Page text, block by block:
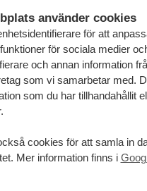
använder cookies
för att
för sociala medier
och annan information
som vi samarbetar med.
som du har tillhandahållit
cookies för att samla in
Mer information finns i